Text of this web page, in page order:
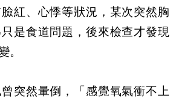
紅、心悸等狀況，某次突然胸
是食道問題，後來檢查才發現
。
突然暈倒，「感覺氧氣衝不上